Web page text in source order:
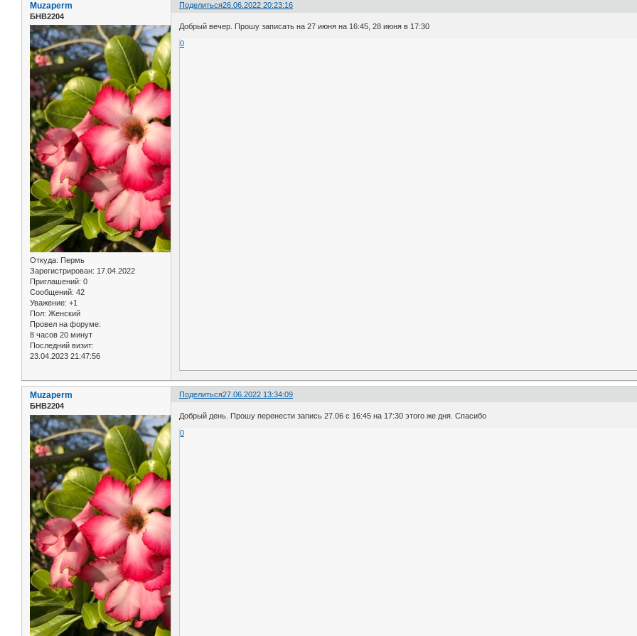
Поделиться26.06.2022 20:23:16
Muzaperm
БНВ2204
Откуда: Пермь
Зарегистрирован: 17.04.2022
Приглашений: 0
Сообщений: 42
Уважение: +1
Пол: Женский
Провел на форуме:
8 часов 20 минут
Последний визит:
23.04.2023 21:47:56
Добрый вечер. Прошу записать на 27 июня на 16:45, 28 июня в 17:30
0
Поделиться27.06.2022 13:34:09
Muzaperm
БНВ2204
Добрый день. Прошу перенести запись 27.06 с 16:45 на 17:30 этого же дня. Спасибо
0